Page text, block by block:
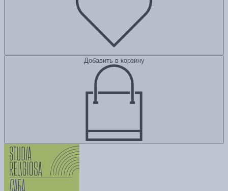
Добавить в корзину